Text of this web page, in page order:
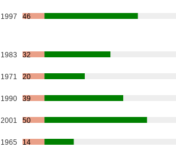
1997 46
1983 32
1971 20
1990 39
2001 50
1965 14